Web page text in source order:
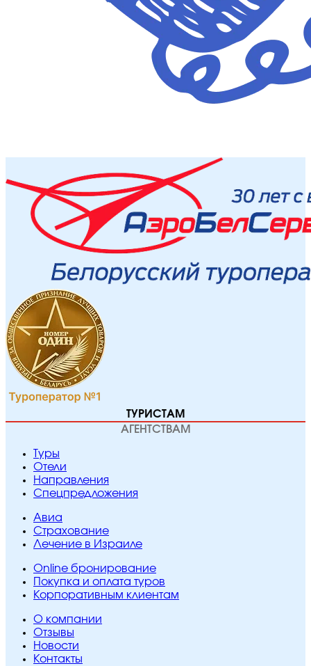
ТУРИСТАМ
АГЕНТСТВАМ
Туры
Отели
Направления
Спецпредложения
Авиа
Страхование
Лечение в Израиле
Online бронирование
Покупка и оплата туров
Корпоративным клиентам
O компании
Отзывы
Новости
Контакты